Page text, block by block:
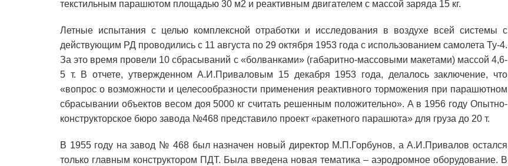
текстильным парашютом площадью 30 м2 и реактивным двигателем с массой заряда 15 кг.
Летные испытания с целью комплексной отработки и исследования в воздухе всей системы с
действующим РД проводились с 11 августа по 29 октября 1953 года с использованием самолета Ту-4.
За это время провели 10 сбрасываний с «болванками» (габаритно-массовыми макетами) массой 4,6-
5 т. В отчете, утвержденном А.И.Приваловым 15 декабря 1953 года, делалось заключение, что
«вопрос о возможности и целесообразности применения реактивного торможения при парашютном
сбрасывании объектов весом доя 5000 кг считать решенным положительно». А в 1956 году Опытно-
конструкторское бюро завода №468 представило проект «ракетного парашюта» для груза до 20 т.
В 1955 году на завод № 468 был назначен новый директор М.П.Горбунов, а А.И.Привалов остался
только главным конструктором ПДТ. Была введена новая тематика – аэродромное оборудование. В